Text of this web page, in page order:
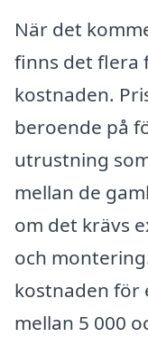
När det
finns det flera
kostnaden.
beroende på
utrustning
mellan de
om det krävs
och
kostnaden för
mellan 5 000